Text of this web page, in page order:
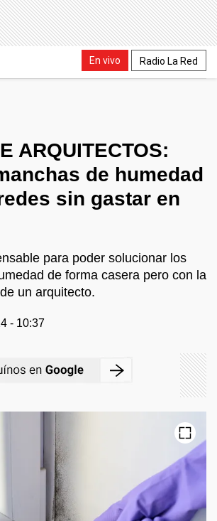
En vivo Radio La Red
ARQUITECTOS:
de humedad
sin gastar en
para poder solucionar los
de forma casera pero con la
un arquitecto.
- 10:37